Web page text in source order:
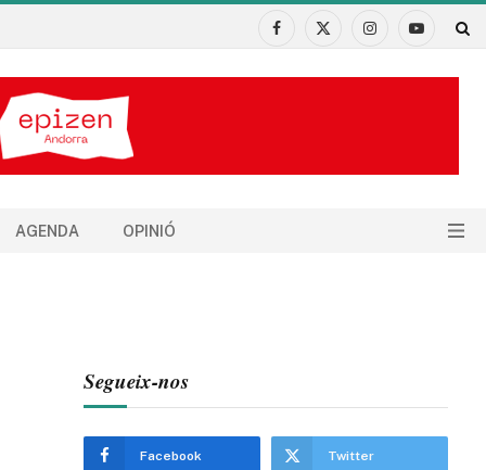
Facebook
X
InstagramYouTube
AGENDA OPINIÓ
Segueix-nos
Facebook Twitter